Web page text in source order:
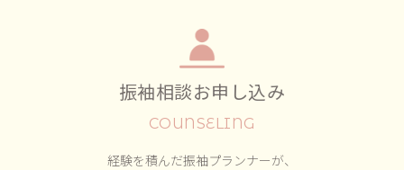
振袖相談お申し込み
COUNSELING
経験を積んだ振袖プランナーが、